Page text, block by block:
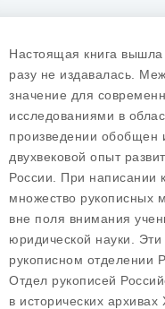
Настоящая книга вышла
разу не издавалась.
значение для
исследованиями в
произведении обобщен
двухвековой опыт
России. При написании
множество рукописных
вне поля внимания
юридической науки.
рукописном отделении
Отдел рукописей
в исторических архивах